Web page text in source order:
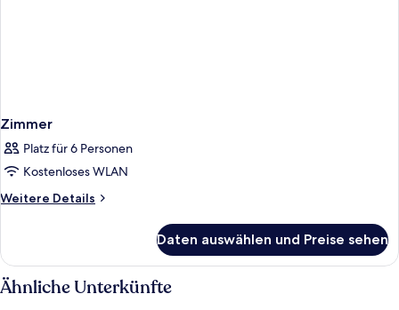
Zimmer
Platz für 6 Personen
Kostenloses WLAN
Weitere Details
Weitere
Daten auswählen und Preise sehen
Ähnliche Unterkünfte